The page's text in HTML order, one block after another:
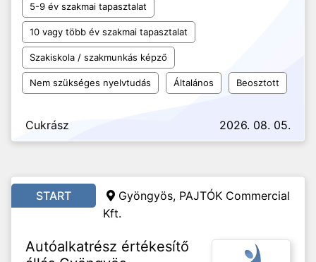
5-9 év szakmai tapasztalat
10 vagy több év szakmai tapasztalat
Szakiskola / szakmunkás képző
Nem szükséges nyelvtudás Általános Beosztott
Cukrász 2026. 08. 05.
START
Gyöngyös, PAJTÓK Commercial
Kft.
Autóalkatrész értékesítő